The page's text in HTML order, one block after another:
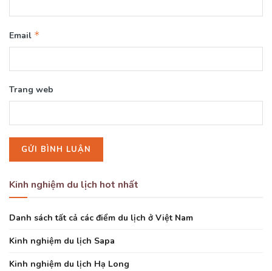
Email *
Trang web
Kinh nghiệm du lịch hot nhất
Danh sách tất cả các điểm du lịch ở Việt Nam
Kinh nghiệm du lịch Sapa
Kinh nghiệm du lịch Hạ Long